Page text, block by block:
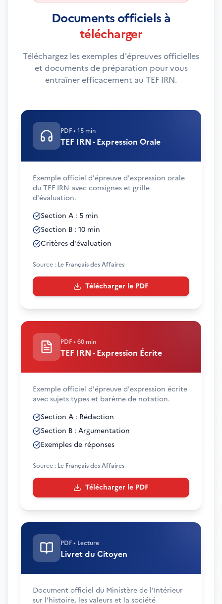
Documents officiels à
télécharger
Téléchargez les exemples d'épreuves officielles
et documents de préparation pour vous
entraîner efficacement au TEF IRN.
PDF• 15 min
TEF IRN - Expression Orale
Exemple officiel d'épreuve d'expression orale
du TEF IRN avec consignes et grille
d'évaluation.
Section A : 5 min
Section B : 10 min
Critères d'évaluation
Source : Le Français des Affaires
Télécharger le PDF
PDF• 60 min
TEF IRN - Expression Écrite
Exemple officiel d'épreuve d'expression écrite
avec sujets types et barème de notation.
Section A : Rédaction
Section B : Argumentation
Exemples de réponses
Source : Le Français des Affaires
Télécharger le PDF
PDF• Lecture
Livret du Citoyen
Document officiel du Ministère de l'Intérieur
sur l'histoire, les valeurs et la société